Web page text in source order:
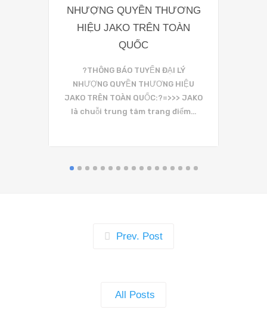
NHƯỢNG QUYỀN THƯƠNG
HIỆU JAKO TRÊN TOÀN
QUỐC
?THÔNG BÁO TUYỂN ĐẠI LÝ
NHƯỢNG QUYỀN THƯƠNG HIỆU
JAKO TRÊN TOÀN QUỐC:?=>>> JAKO
là chuỗi trung tâm trang điểm…
Prev. Post
All Posts